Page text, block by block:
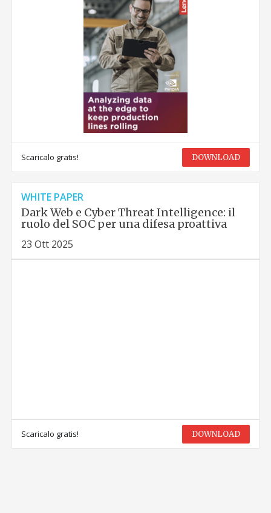
Scaricalo gratis! DOWNLOAD
WHITE PAPER
Dark Web e Cyber Threat Intelligence: il
ruolo del SOC per una difesa proattiva
23 Ott 2025
Scaricalo gratis! DOWNLOAD